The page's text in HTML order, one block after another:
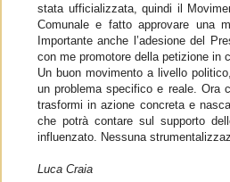
stata ufficializzata, quindi il
Comunale e fatto approvare una
Importante anche l’adesione del
con me promotore della petizione in
Un buon movimento a livello
un problema specifico e reale. Ora
trasformi in azione concreta e
che potrà contare sul supporto
influenzato. Nessuna
Luca Craia